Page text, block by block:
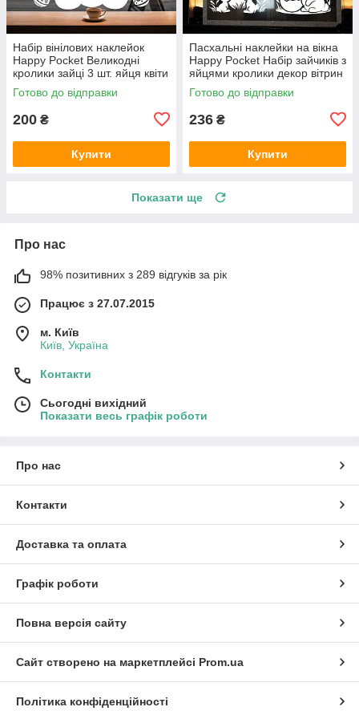
Набір вінілових наклейок
Happy Pocket Великодні
кролики зайці 3 шт. яйця квіти
декор вікон білий матовий
Готово до відправки
200 ₴
Купити
Пасхальні наклейки на вікна
Happy Pocket Набір зайчиків з
яйцями кролики декор вітрин
Великдень білий матовий
Готово до відправки
236 ₴
Купити
Показати ще
Про нас
98% позитивних з 289 відгуків за рік
Працює з 27.07.2015
м. Київ
Київ, Україна
Контакти
Сьогодні вихідний
Показати весь графік роботи
Про нас
Контакти
Доставка та оплата
Графік роботи
Повна версія сайту
Сайт створено на маркетплейсі Prom.ua
Політика конфіденційності